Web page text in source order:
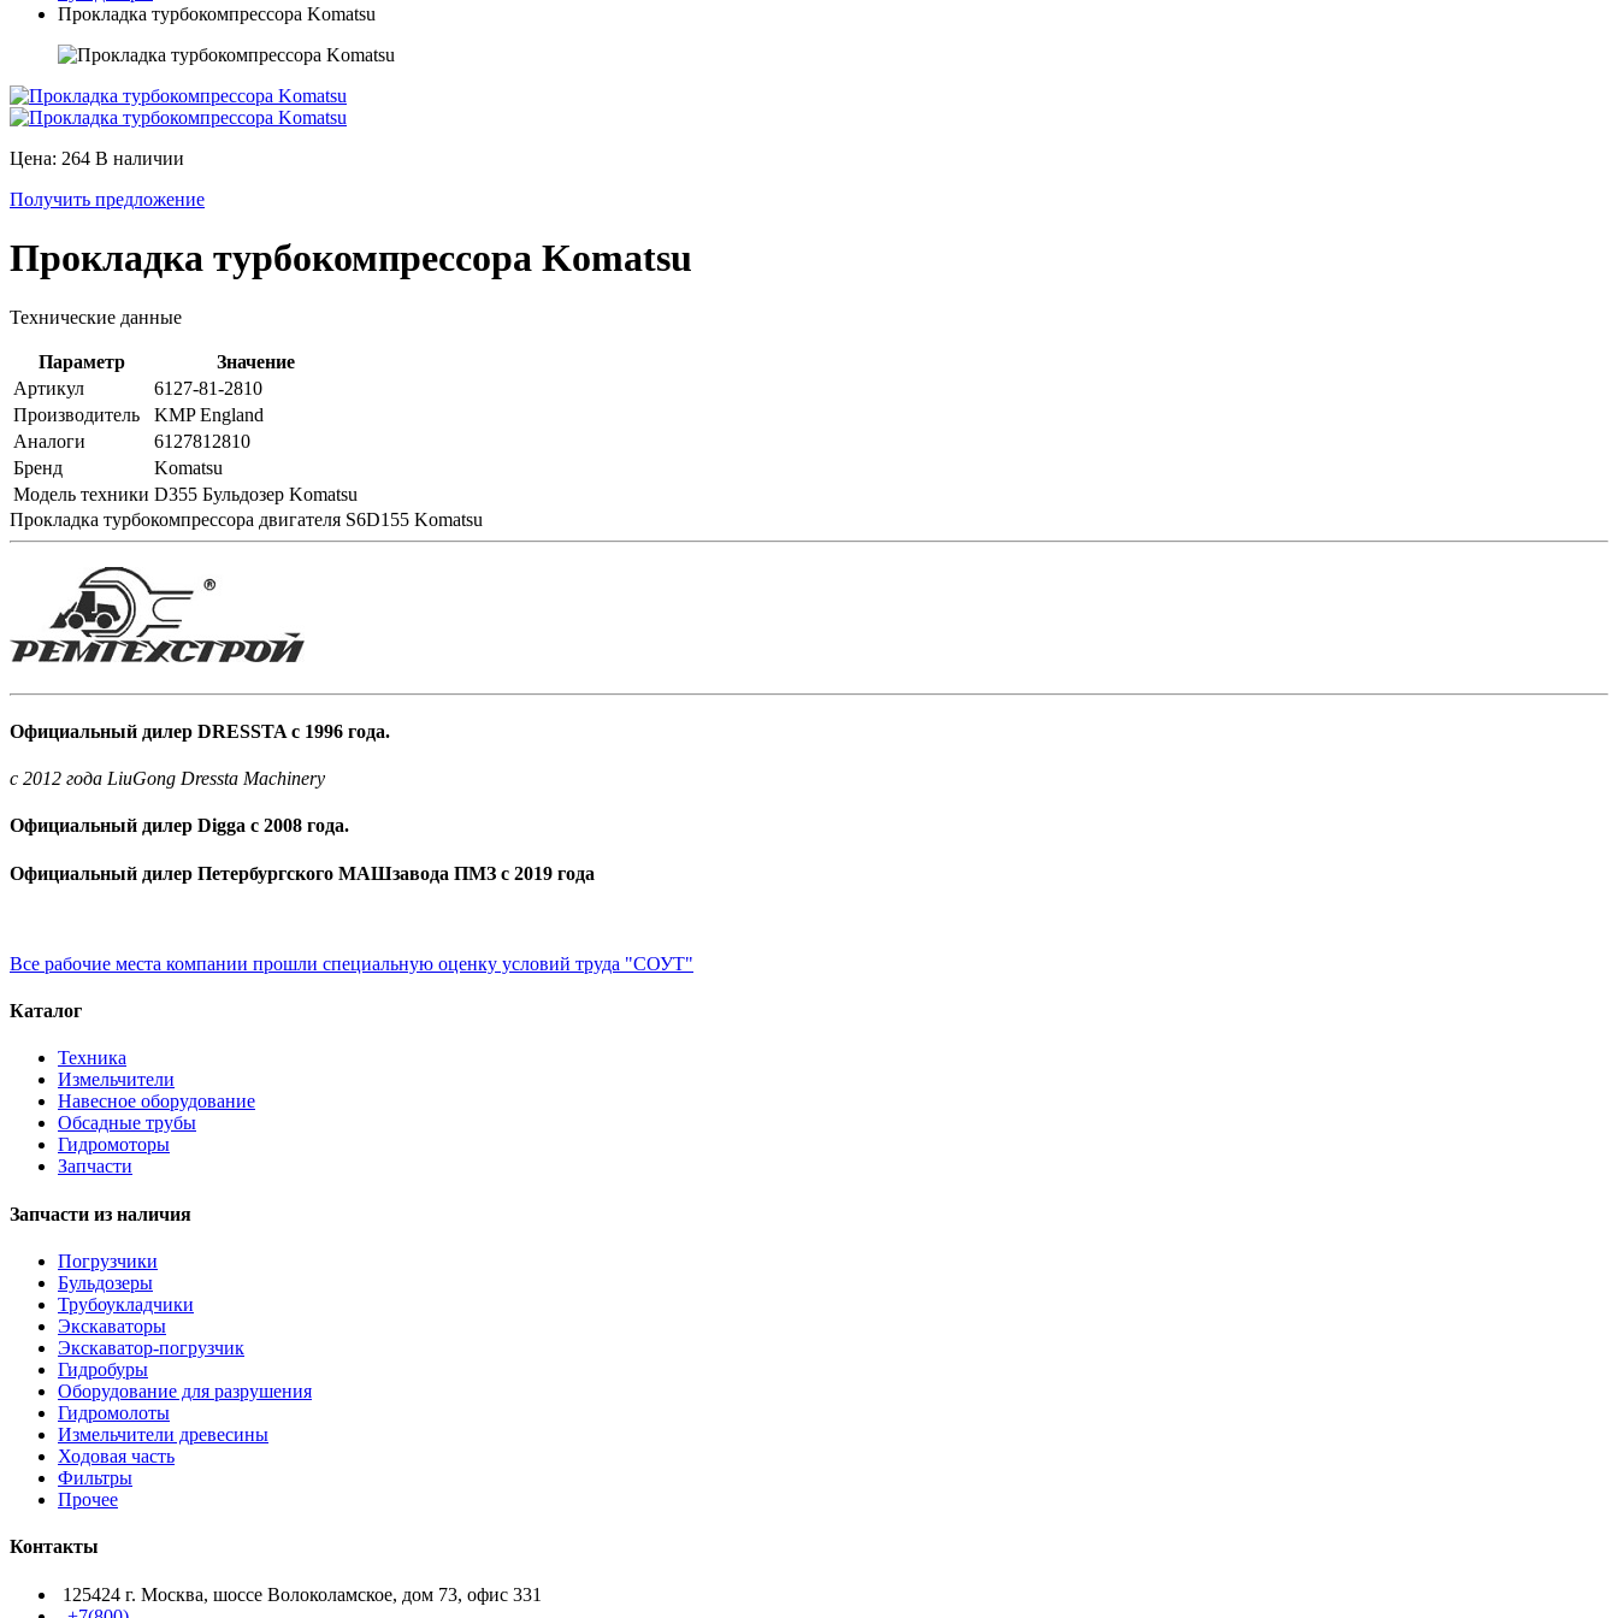
Прокладка турбокомпрессора Komatsu
Цена: 264 В наличии
Получить предложение
Прокладка турбокомпрессора Komatsu
Технические данные
Параметр
Значение
Артикул
6127-81-2810
Производитель
KMP England
Аналоги
6127812810
Бренд
Komatsu
Модель техники D355 Бульдозер Komatsu
Прокладка турбокомпрессора двигателя S6D155 Komatsu
Официальный дилер DRESSTA с 1996 года.
c 2012 года LiuGong Dressta Machinery
Официальный дилер Digga с 2008 года.
Официальный дилер Петербургского МАШзавода ПМЗ с 2019 года
Все рабочие места компании прошли специальную оценку условий труда "СОУТ"
Каталог
Техника
Измельчители
Навесное оборудование
Обсадные трубы
Гидромоторы
Запчасти
Запчасти из наличия
Погрузчики
Бульдозеры
Трубоукладчики
Экскаваторы
Экскаватор-погрузчик
Гидробуры
Оборудование для разрушения
Гидромолоты
Измельчители древесины
Ходовая часть
Фильтры
Прочее
Контакты
125424 г. Москва, шоссе Волоколамское, дом 73, офис 331